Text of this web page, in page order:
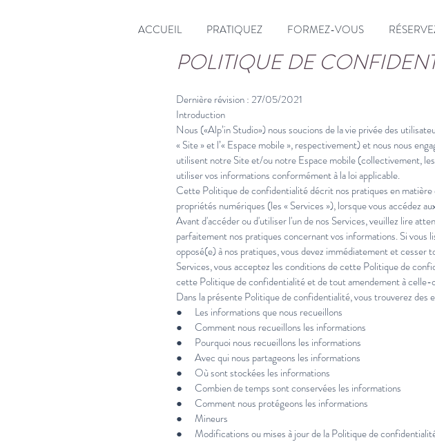
ACCUEIL PRATIQUEZ FORMEZ-VOUS
POLITIQUE DE
Dernière révision : 27/05/2021
Introduction
Nous («Alp’in Studio») nous soucions de la vie privée des
« Site » et l’« Espace mobile », respectivement) et nous nous
utilisent notre Site et/ou notre Espace mobile (collectivement,
utiliser vos informations conformément à la loi applicable.
Cette Politique de confidentialité décrit nos pratiques en
propriétés numériques (les « Services »), lorsque vous accédez
Avant d'accéder ou d'utiliser l'un de nos Services, veuillez lire
parfaitement nos pratiques concernant vos informations. Si
opposé(e) à nos pratiques, vous devez immédiatement et
Services, vous acceptez les conditions de cette Politique de
cette Politique de confidentialité et de tout amendement à celle-
Dans la présente Politique de confidentialité, vous trouverez des
● Les informations que nous recueillons
● Comment nous recueillons les informations
● Pourquoi nous recueillons les informations
● Avec qui nous partageons les informations
● Où sont stockées les informations
● Combien de temps sont conservées les informations
● Comment nous protégeons les informations
● Mineurs
● Modifications ou mises à jour de la Politique de